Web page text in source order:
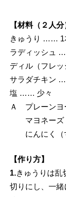
【材料（２人分
きゅうり …… 1
ラディッシュ
ディル（フレ
サラダチキン
塩 …… 少々
Ａ プレーン
マヨネーズ
にんにく（
【作り方】
1.きゅうりは乱
切りにし、一